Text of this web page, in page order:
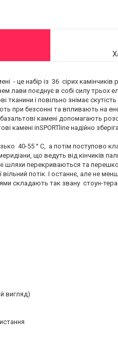
- це набір із 36 сірих
лави поєднує в собі силу
тканини і повільно знімає
при безсонні та впливають на
камені допомагають
камені inSPORTline надійно
40-55 ° C, а потім поступово
що ведуть від кінчиків
шляхи перекриваються та
вільний потік. І останнє, але не
складають так звану стоун-
вигляд)